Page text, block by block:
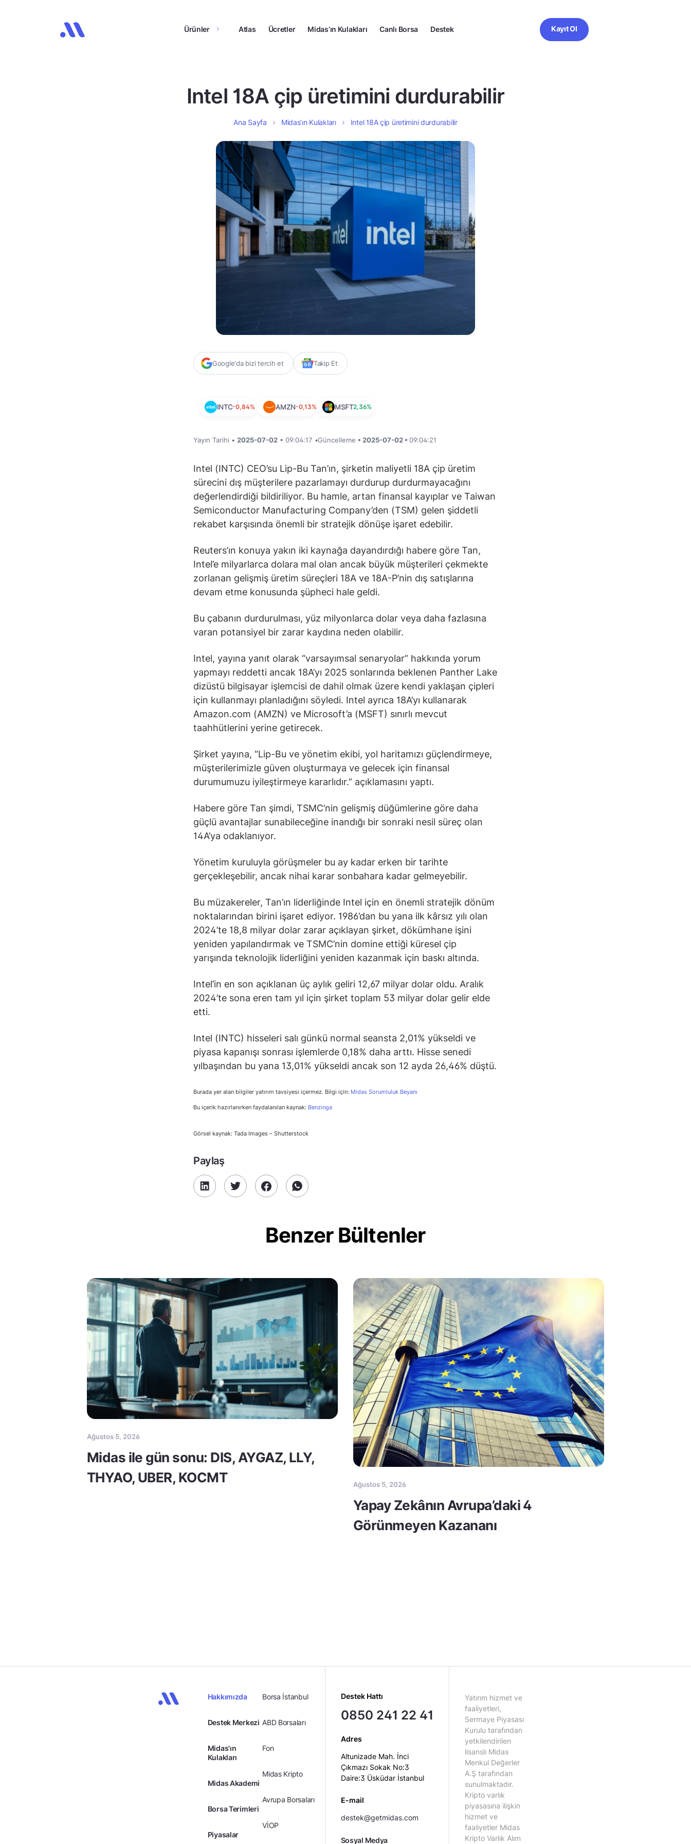
Ürünler Atlas Ücretler Midas’ın Kulakları Canlı Borsa Destek Kayıt Ol
Intel 18A çip üretimini durdurabilir
Ana Sayfa Midas’ın Kulakları Intel 18A çip üretimini durdurabilir
Google'da bizi tercih et Takip Et
INTC-0,84% AMZN-0,13% MSFT2,36%
Yayın Tarihi • 2025-07-02 • 09:04:17 •Güncelleme • 2025-07-02 • 09:04:21
Intel (INTC) CEO’su Lip-Bu Tan’ın, şirketin maliyetli 18A çip üretim
sürecini dış müşterilere pazarlamayı durdurup durdurmayacağını
değerlendirdiği bildiriliyor. Bu hamle, artan finansal kayıplar ve Taiwan
Semiconductor Manufacturing Company’den (TSM) gelen şiddetli
rekabet karşısında önemli bir stratejik dönüşe işaret edebilir.
Reuters’ın konuya yakın iki kaynağa dayandırdığı habere göre Tan,
Intel’e milyarlarca dolara mal olan ancak büyük müşterileri çekmekte
zorlanan gelişmiş üretim süreçleri 18A ve 18A-P’nin dış satışlarına
devam etme konusunda şüpheci hale geldi.
Bu çabanın durdurulması, yüz milyonlarca dolar veya daha fazlasına
varan potansiyel bir zarar kaydına neden olabilir.
Intel, yayına yanıt olarak “varsayımsal senaryolar” hakkında yorum
yapmayı reddetti ancak 18A’yı 2025 sonlarında beklenen Panther Lake
dizüstü bilgisayar işlemcisi de dahil olmak üzere kendi yaklaşan çipleri
için kullanmayı planladığını söyledi. Intel ayrıca 18A’yı kullanarak
Amazon.com (AMZN) ve Microsoft’a (MSFT) sınırlı mevcut
taahhütlerini yerine getirecek.
Şirket yayına, “Lip-Bu ve yönetim ekibi, yol haritamızı güçlendirmeye,
müşterilerimizle güven oluşturmaya ve gelecek için finansal
durumumuzu iyileştirmeye kararlıdır.” açıklamasını yaptı.
Habere göre Tan şimdi, TSMC’nin gelişmiş düğümlerine göre daha
güçlü avantajlar sunabileceğine inandığı bir sonraki nesil süreç olan
14A’ya odaklanıyor.
Yönetim kuruluyla görüşmeler bu ay kadar erken bir tarihte
gerçekleşebilir, ancak nihai karar sonbahara kadar gelmeyebilir.
Bu müzakereler, Tan’ın liderliğinde Intel için en önemli stratejik dönüm
noktalarından birini işaret ediyor. 1986’dan bu yana ilk kârsız yılı olan
2024’te 18,8 milyar dolar zarar açıklayan şirket, dökümhane işini
yeniden yapılandırmak ve TSMC’nin domine ettiği küresel çip
yarışında teknolojik liderliğini yeniden kazanmak için baskı altında.
Intel’in en son açıklanan üç aylık geliri 12,67 milyar dolar oldu. Aralık
2024’te sona eren tam yıl için şirket toplam 53 milyar dolar gelir elde
etti.
Intel (INTC) hisseleri salı günkü normal seansta 2,01% yükseldi ve
piyasa kapanışı sonrası işlemlerde 0,18% daha arttı. Hisse senedi
yılbaşından bu yana 13,01% yükseldi ancak son 12 ayda 26,46% düştü.
Burada yer alan bilgiler yatırım tavsiyesi içermez. Bilgi için: Midas Sorumluluk Beyanı
Bu içerik hazırlanırken faydalanılan kaynak: Benzinga
Görsel kaynak: Tada Images – Shutterstock
Paylaş
Benzer Bültenler
Ağustos 5, 2026
Midas ile gün sonu: DIS, AYGAZ, LLY,
THYAO, UBER, KOCMT
Ağustos 5, 2026
Yapay Zekânın Avrupa’daki 4
Görünmeyen Kazananı
Hakkımızda
Destek Merkezi
Midas'ın
Kulakları
Midas Akademi
Borsa Terimleri
Piyasalar
Borsa İstanbul
ABD Borsaları
Fon
Midas Kripto
Avrupa Borsaları
VİOP
Destek Hattı
0850 241 22 41
Adres
Altunizade Mah. İnci
Çıkmazı Sokak No:3
Daire:3 Üsküdar İstanbul
E-mail
destek@getmidas.com
Sosyal Medya
Yatırım hizmet ve
faaliyetleri,
Sermaye Piyasası
Kurulu tarafından
yetkilendirilen
lisanslı Midas
Menkul Değerler
A.Ş tarafından
sunulmaktadır.
Kripto varlık
piyasasına ilişkin
hizmet ve
faaliyetler Midas
Kripto Varlık Alım